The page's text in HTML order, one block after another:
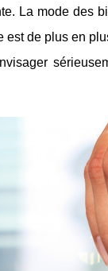
La mode
est de plus en